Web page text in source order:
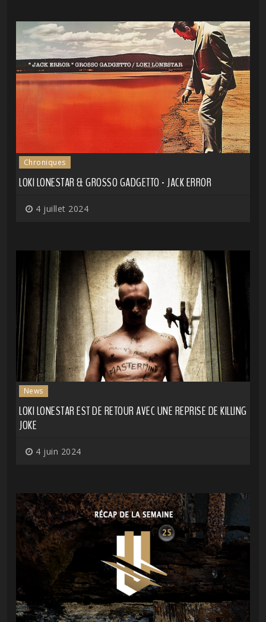
Chroniques
LOKI LONESTAR & GROSSO GADGETTO - JACK ERROR
4 juillet 2024
News
LOKI LONESTAR EST DE RETOUR AVEC UNE REPRISE DE KILLING
JOKE
4 juin 2024